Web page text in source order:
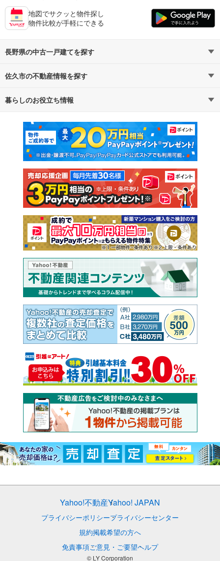
地図でサクッと物件探し
物件比較が手軽にできる
長野県の中古一戸建てを探す
路線・駅から探す
通勤・通学時間から探す
佐久市の不動産情報を探す
不動産・住宅
新築マンション 中古マンション
新築一戸建て 中古一戸建て
注文住宅 土地
売却査定
暮らしのお役立ち情報
マンションカタログ 教えて！住まいの先生
Yahoo!不動産Yahoo! JAPAN
プライバシーポリシープライバシーセンター
規約掲載希望の方へ
免責事項ご意見・ご要望ヘルプ
© LY Corporation